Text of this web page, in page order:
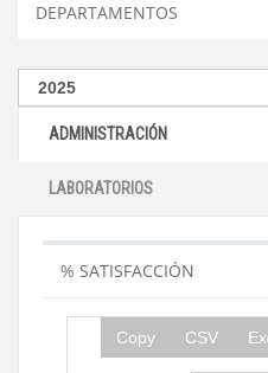
DEPARTAMENTOS
ADMINISTRACIÓN
LABORATORIOS
% SATISFACCIÓN
Copy CSV